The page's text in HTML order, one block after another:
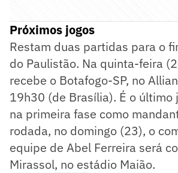
Próximos jogos
Restam duas partidas para o
do Paulistão. Na quinta-feira
recebe o Botafogo-SP, no
19h30 (de Brasília). É o último
na primeira fase como
rodada, no domingo (23), o
equipe de Abel Ferreira será
Mirassol, no estádio Maião.